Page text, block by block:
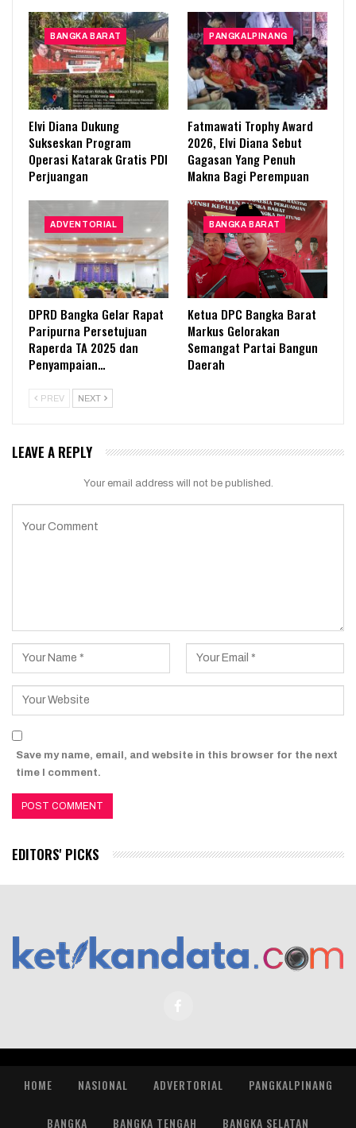
BANGKA BARAT
Elvi Diana Dukung
Sukseskan Program
Operasi Katarak Gratis PDI
Perjuangan
PANGKALPINANG
Fatmawati Trophy Award
2026, Elvi Diana Sebut
Gagasan Yang Penuh
Makna Bagi Perempuan
ADVENTORIAL
DPRD Bangka Gelar Rapat
Paripurna Persetujuan
Raperda TA 2025 dan
Penyampaian…
BANGKA BARAT
Ketua DPC Bangka Barat
Markus Gelorakan
Semangat Partai Bangun
Daerah
PREV NEXT
LEAVE A REPLY
Your email address will not be published.
Save my name, email, and website in this browser for the next
time I comment.
EDITORS' PICKS
HOME NASIONAL ADVERTORIAL PANGKALPINANG
BANGKA BANGKA TENGAH BANGKA SELATAN